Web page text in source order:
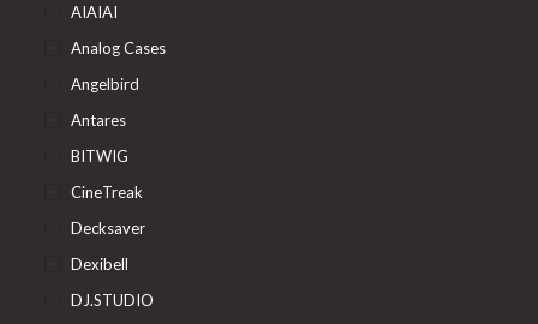
AIAIAI
Analog Cases
Angelbird
Antares
BITWIG
CineTreak
Decksaver
Dexibell
DJ.STUDIO